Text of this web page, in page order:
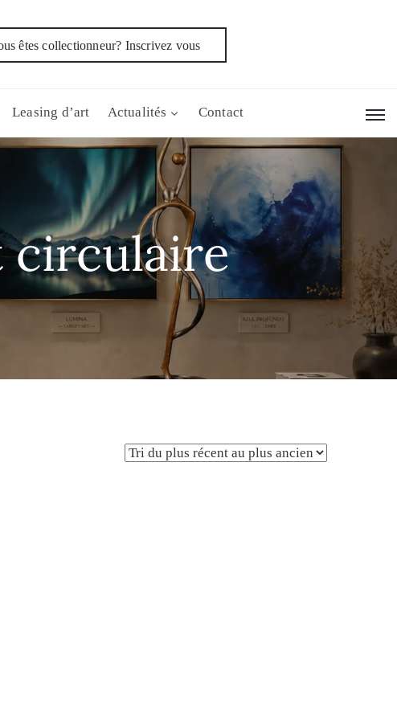
êtes collectionneur? Inscrivez vous
Leasing d’art Actualités Contact
circulaire